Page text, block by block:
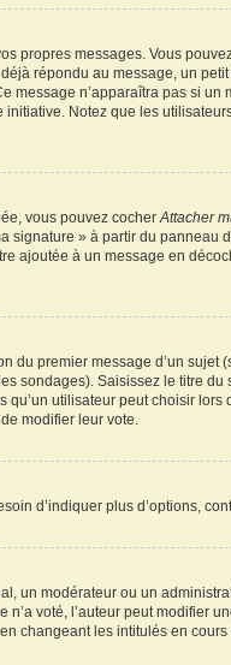
propres messages. Vous
répondu au message, un
message n’apparaîtra pas si
Notez que les
vous pouvez cocherAttacher
signature » à partir du panneau
ajoutée à un message en
du premier message d’un
sondages). Saisissez le titre
utilisateur peut choisir
modifier leur vote.
d’indiquer plus d’options,
un modérateur ou un
voté, l’auteur peut modifier
changeant les intitulés en